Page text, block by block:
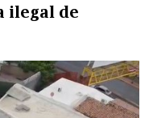
ilegal de